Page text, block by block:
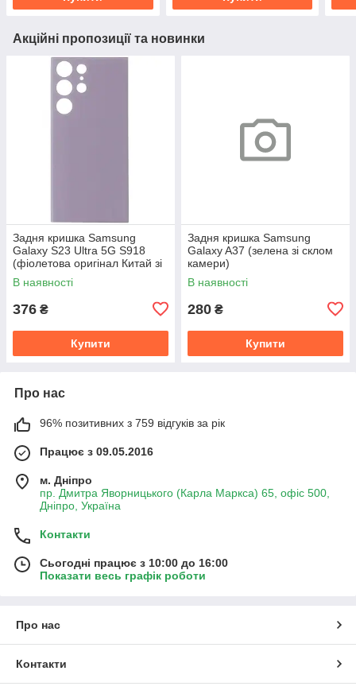
Акційні пропозиції та новинки
Задня кришка Samsung
Galaxy S23 Ultra 5G S918
(фіолетова оригінал Китай зі
склом камери)
В наявності
376 ₴
Купити
Задня кришка Samsung
Galaxy A37 (зелена зі склом
камери)
В наявності
280 ₴
Купити
Про нас
96% позитивних з 759 відгуків за рік
Працює з 09.05.2016
м. Дніпро
пр. Дмитра Яворницького (Карла Маркса) 65, офіс 500,
Дніпро, Україна
Контакти
Сьогодні працює з 10:00 до 16:00
Показати весь графік роботи
Про нас
Контакти